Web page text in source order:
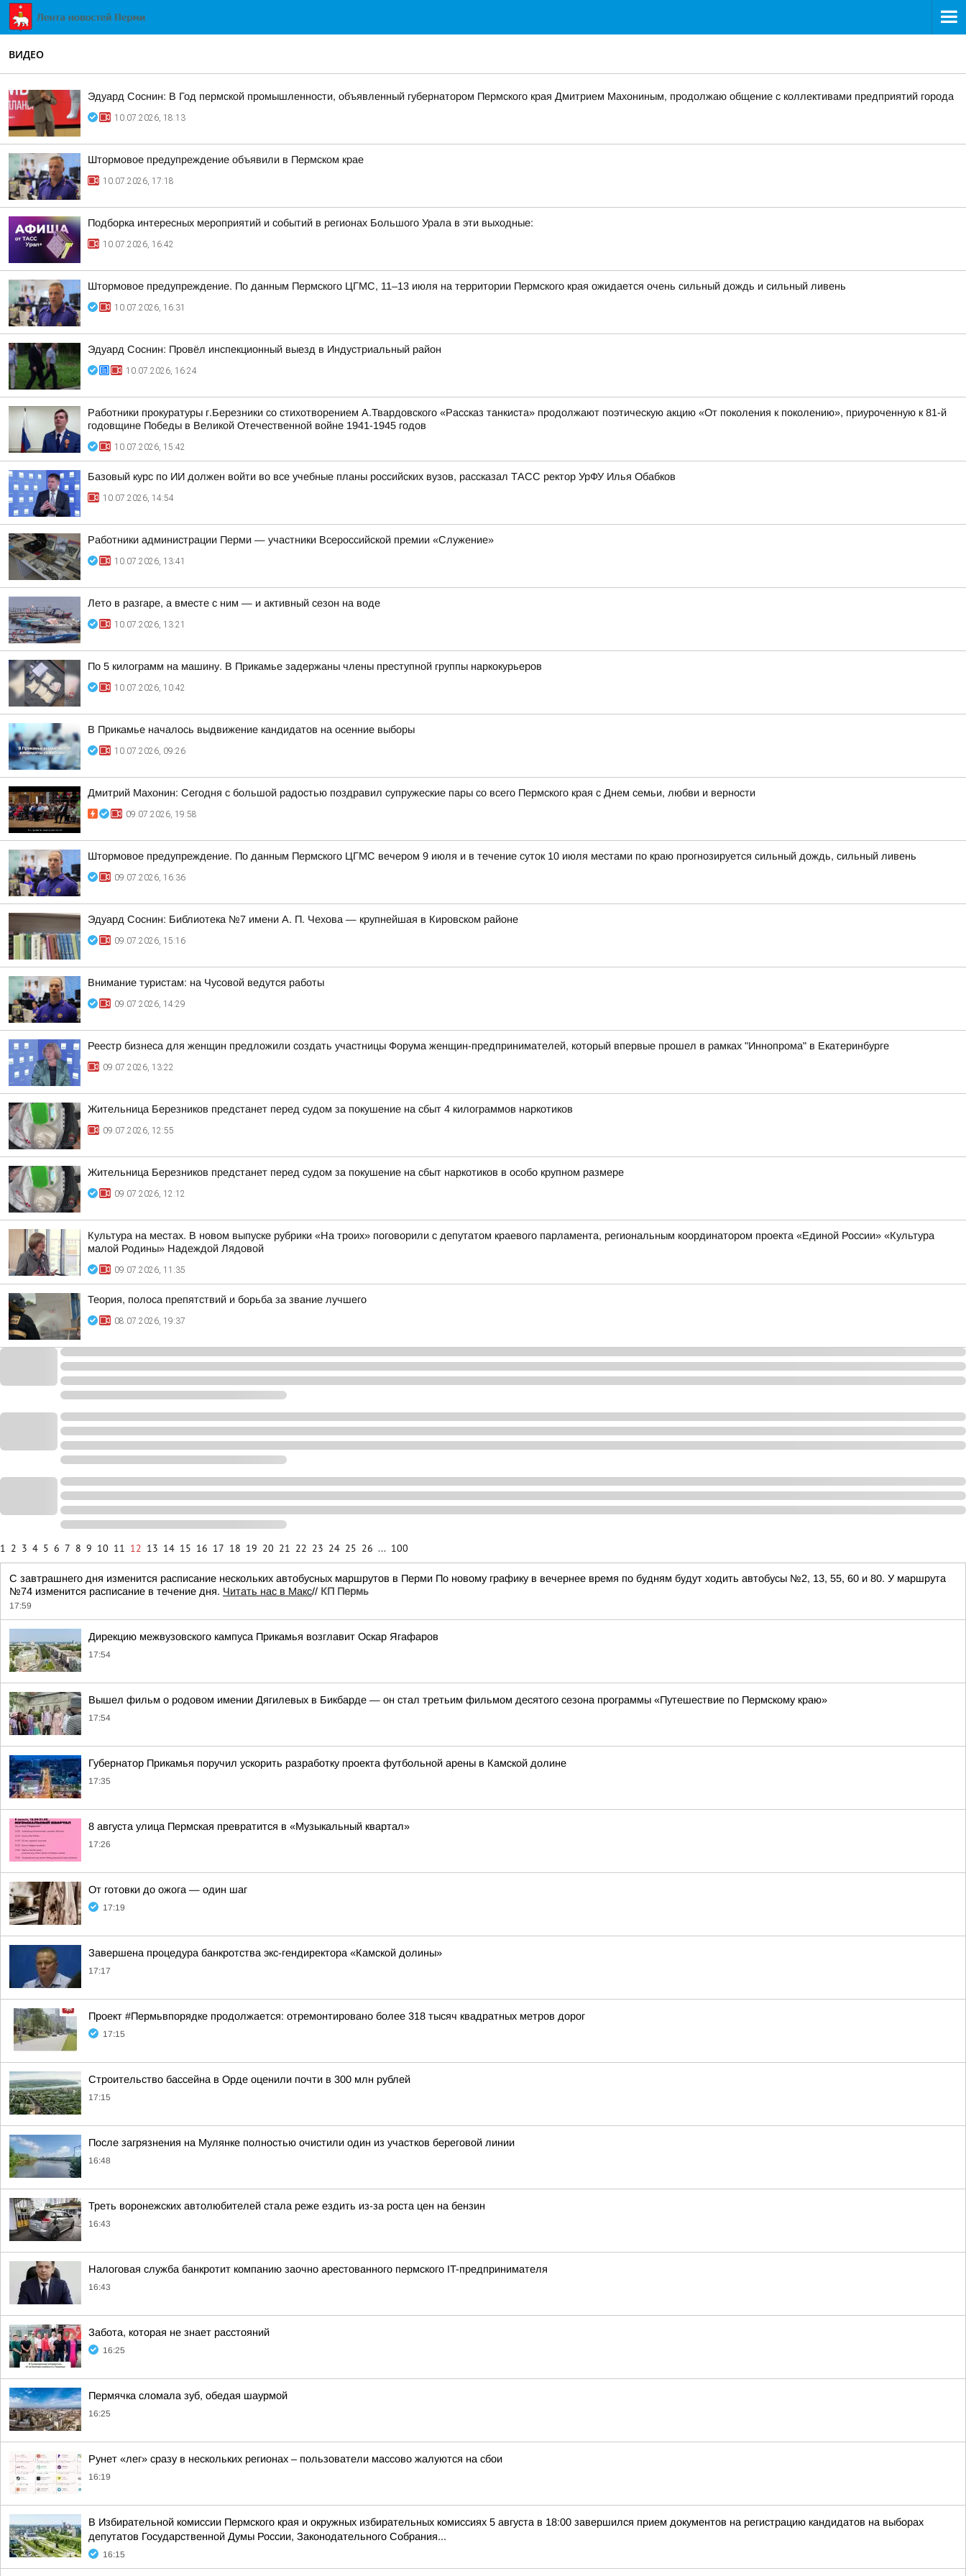
ВИДЕО
Эдуард Соснин: В Год пермской промышленности, объявленный губернатором Пермского края Дмитрием Махониным, продолжаю общение с коллективами предприятий города
10.07.2026, 18:13
Штормовое предупреждение объявили в Пермском крае
10.07.2026, 17:18
Подборка интересных мероприятий и событий в регионах Большого Урала в эти выходные:
10.07.2026, 16:42
Штормовое предупреждение. По данным Пермского ЦГМС, 11–13 июля на территории Пермского края ожидается очень сильный дождь и сильный ливень
10.07.2026, 16:31
Эдуард Соснин: Провёл инспекционный выезд в Индустриальный район
10.07.2026, 16:24
Работники прокуратуры г.Березники со стихотворением А.Твардовского «Рассказ танкиста» продолжают поэтическую акцию «От поколения к поколению», приуроченную к 81-й
годовщине Победы в Великой Отечественной войне 1941-1945 годов
10.07.2026, 15:42
Базовый курс по ИИ должен войти во все учебные планы российских вузов, рассказал ТАСС ректор УрФУ Илья Обабков
10.07.2026, 14:54
Работники администрации Перми — участники Всероссийской премии «Служение»
10.07.2026, 13:41
Лето в разгаре, а вместе с ним — и активный сезон на воде
10.07.2026, 13:21
По 5 килограмм на машину. В Прикамье задержаны члены преступной группы наркокурьеров
10.07.2026, 10:42
В Прикамье началось выдвижение кандидатов на осенние выборы
10.07.2026, 09:26
Дмитрий Махонин: Сегодня с большой радостью поздравил супружеские пары со всего Пермского края с Днем семьи, любви и верности
09.07.2026, 19:58
Штормовое предупреждение. По данным Пермского ЦГМС вечером 9 июля и в течение суток 10 июля местами по краю прогнозируется сильный дождь, сильный ливень
09.07.2026, 16:36
Эдуард Соснин: Библиотека №7 имени А. П. Чехова — крупнейшая в Кировском районе
09.07.2026, 15:16
Внимание туристам: на Чусовой ведутся работы
09.07.2026, 14:29
Реестр бизнеса для женщин предложили создать участницы Форума женщин-предпринимателей, который впервые прошел в рамках "Иннопрома" в Екатеринбурге
09.07.2026, 13:22
Жительница Березников предстанет перед судом за покушение на сбыт 4 килограммов наркотиков
09.07.2026, 12:55
Жительница Березников предстанет перед судом за покушение на сбыт наркотиков в особо крупном размере
09.07.2026, 12:12
Культура на местах. В новом выпуске рубрики «На троих» поговорили с депутатом краевого парламента, региональным координатором проекта «Единой России» «Культура
малой Родины» Надеждой Лядовой
09.07.2026, 11:35
Теория, полоса препятствий и борьба за звание лучшего
08.07.2026, 19:37
1 2 3 4 5 6 7 8 9 10 11 12 13 14 15 16 17 18 19 20 21 22 23 24 25 26 ... 100
С завтрашнего дня изменится расписание нескольких автобусных маршрутов в Перми По новому графику в вечернее время по будням будут ходить автобусы №2, 13, 55, 60 и 80. У маршрута
№74 изменится расписание в течение дня. Читать нас в Макс// КП Пермь
17:59
Дирекцию межвузовского кампуса Прикамья возглавит Оскар Ягафаров
17:54
Вышел фильм о родовом имении Дягилевых в Бикбарде — он стал третьим фильмом десятого сезона программы «Путешествие по Пермскому краю»
17:54
Губернатор Прикамья поручил ускорить разработку проекта футбольной арены в Камской долине
17:35
8 августа улица Пермская превратится в «Музыкальный квартал»
17:26
От готовки до ожога — один шаг
17:19
Завершена процедура банкротства экс-гендиректора «Камской долины»
17:17
Проект #Пермьвпорядке продолжается: отремонтировано более 318 тысяч квадратных метров дорог
17:15
Строительство бассейна в Орде оценили почти в 300 млн рублей
17:15
После загрязнения на Мулянке полностью очистили один из участков береговой линии
16:48
Треть воронежских автолюбителей стала реже ездить из-за роста цен на бензин
16:43
Налоговая служба банкротит компанию заочно арестованного пермского IT-предпринимателя
16:43
Забота, которая не знает расстояний
16:25
Пермячка сломала зуб, обедая шаурмой
16:25
Рунет «лег» сразу в нескольких регионах – пользователи массово жалуются на сбои
16:19
В Избирательной комиссии Пермского края и окружных избирательных комиссиях 5 августа в 18:00 завершился прием документов на регистрацию кандидатов на выборах
депутатов Государственной Думы России, Законодательного Собрания...
16:15